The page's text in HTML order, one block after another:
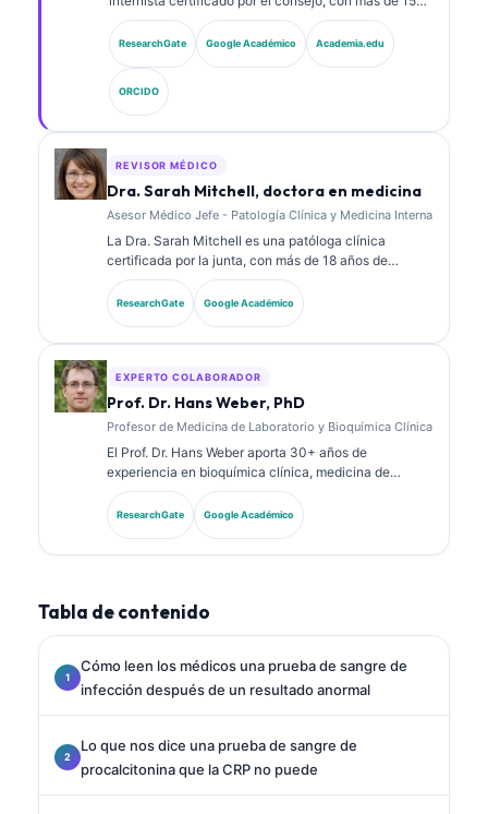
años de experiencia en medicina de laboratorio y
análisis clínico asistido por IA. Como Director Médico
(Chief Medical Officer) en Kantesti AI, proporciona
supervisión clínica sobre la exactitud médica de la
red neuronal propietaria. El Dr. Klein ha publicado
ampliamente sobre la interpretación de
biomarcadores y los diagnósticos de laboratorio en
temas de medicina de laboratorio.
ResearchGate Google Académico Academia.edu
ORCIDO
REVISOR MÉDICO
Dra. Sarah Mitchell, doctora en medicina
Asesor Médico Jefe - Patología Clínica y Medicina Interna
La Dra. Sarah Mitchell es una patóloga clínica
certificada por la junta, con más de 18 años de
experiencia en medicina de laboratorio y análisis
diagnósticos. Tiene certificaciones de especialidad
en química clínica y ha publicado extensamente
ResearchGate Google Académico
EXPERTO COLABORADOR
Prof. Dr. Hans Weber, PhD
Profesor de Medicina de Laboratorio y Bioquímica Clínica
El Prof. Dr. Hans Weber aporta 30+ años de
experiencia en bioquímica clínica, medicina de
laboratorio e investigación de biomarcadores. Ex
presidente de la Sociedad Alemana de Química
Clínica, se especializa en análisis de paneles
ResearchGate Google Académico
Tabla de contenido
Cómo leen los médicos una prueba de sangre de
infección después de un resultado anormal
Lo que nos dice una prueba de sangre de
procalcitonina que la CRP no puede